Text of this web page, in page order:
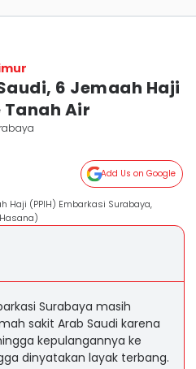
6 Jemaah Haji
Tanah Air
Add Us on Google
Haji (PPIH) Embarkasi Surabaya,
Surabaya masih
sakit Arab Saudi karena
kepulangannya ke
dinyatakan layak terbang.